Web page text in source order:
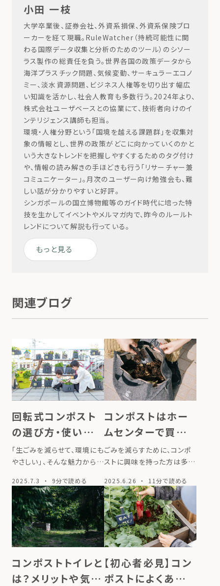
小田 一枝
⼤学卒業後、証券会社、外資系損保、外資系保険ブロ
ーカーを経て現職。RuleWatcher（持続可能性に関
わる国際データ収集と分析のためのツール）のシソー
ラス製作の総責任を負う。世界各国の政策データから
海洋プラスチック問題、気候変動、サーキュラーエコノ
ミー、淡水資源問題、ビジネス人権等を切り出す幅広
い知識を活かし、社会⼈教育も多数行う。2024年より、
株式会社ユーザベースとの協業にて、技術者向けのイ
ンテリジェンス講師も担当。
環境・人権分野という「国境を越える課題群」を収集対
象の情報とし、世界の政策がどこに向かっていくのかと
いう大きなトレンドを把握しやすくするためのタグ付け
や、情報の読み解きの手ほどきも行う「リサーチャー兼
コミュニケーター」。月次のユーザー向け勉強会も、難
しい話が分かりやすいと好評。
シンガポールの国立博物館等のガイド時代に培った特
技を生かしてイベントやメルマガ内で、昨今のルールト
レンドについて解説も行っている。
もっと見る
関連ブログ
回転式コンポスト
の選び方・使い方
～よくある失敗と
解決法も解説～
「生ごみを減らせて、環境にも
やさしい」、そんな魅力からコ
えています。しかし、実際には
「難しそう」「失敗しないか
な」と不安で一歩が踏み出せ
ずにいる方も多いのではない
でしょうか？ そんな方のため
に、 […]
2025.7.3 ・ 9分で読める
コンポストはホー
ムセンターで買わ
ない方がいい!?お
すすめの方法を紹
介
ごみを減らすために、コンポ
ストに興味を持った方は多い
まず気になるのは「コンポス
トってどこで買えるの？」では
ないでしょうか。 コンポスト
の素材はホームセンターでも
取り扱っているため、最寄り
のお店で […]
2025.6.26 ・ 11分で読める
コンポストトイレと
は？メリットや気に
【初心者必見】コン
ポストによくある失